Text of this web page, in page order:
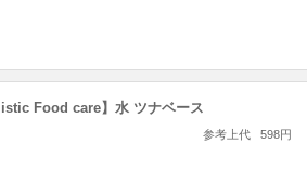
Food care】水 ツナベース
参考上代 598円